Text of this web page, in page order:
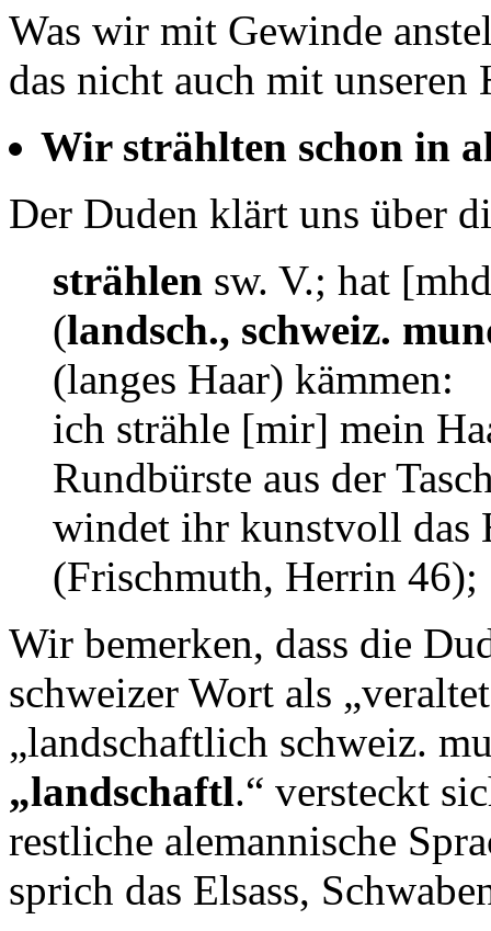
Was wir mit Gewinde
das nicht auch mit unseren
Wir strählten schon in
Der Duden klärt uns über
strählen sw. V.; hat
(landsch., schweiz.
(langes Haar) kämmen:
ich strähle [mir] mein
Rundbürste aus der
windet ihr kunstvoll das
(Frischmuth, Herrin 46);
Wir bemerken, dass die
schweizer Wort als
„landschaftlich schweiz.
„landschaftl.“ versteckt
restliche alemannische
sprich das Elsass,